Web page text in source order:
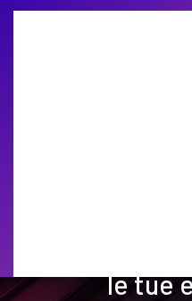
Trova la
le tue